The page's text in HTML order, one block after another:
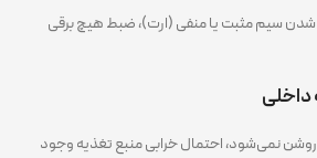
سیم مثبت یا منفی (ارت)، ضبط هیچ برقی
نمی‌شود، احتمال خرابی منبع تغذیه وجود